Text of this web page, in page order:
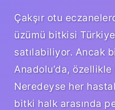
Çakşır otu
üzümü bitkisi
satılabiliyor. Ancak
Anadolu’da,
Neredeyse her
bitki halk arasında